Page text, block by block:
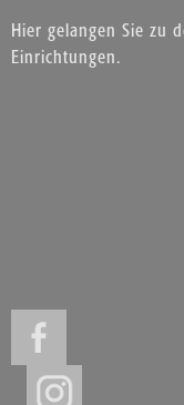
Hier gelangen Sie zu
Einrichtungen.